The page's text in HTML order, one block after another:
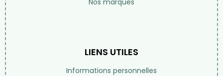
Nos marques
LIENS UTILES
Informations personnelles